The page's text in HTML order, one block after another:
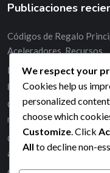
Publicaciones
Códigos de Regalo
Aceleradores, Recursos
Mejores estrategias
gemas, aceleradores,
Códigos de regalo
recursos
Códigos de regalo
aceleraciones,
We respect your
Cookies help us
personalized
choose which
Customize . Click
All to decline non-